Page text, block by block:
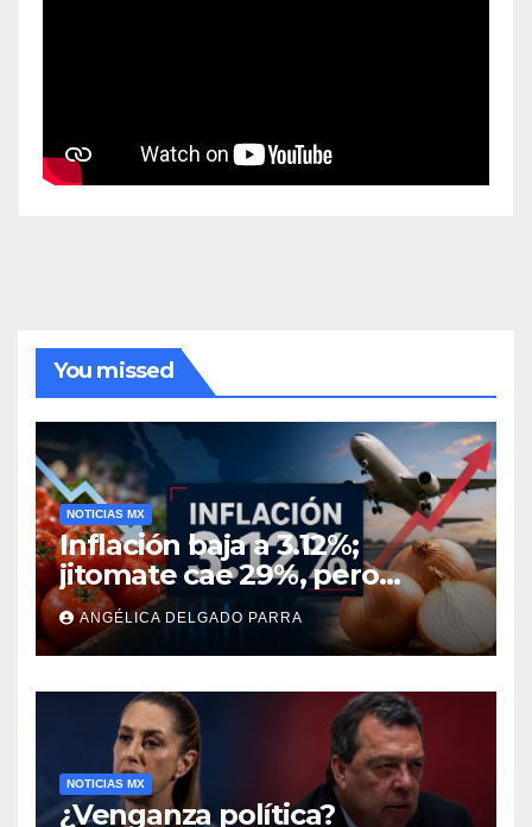
You missed
NOTICIAS MX
Inflación baja a 3.12%;
jitomate cae 29%, pero
cebolla y vuelos se
encarecen
ANGÉLICA DELGADO PARRA
NOTICIAS MX
¿Venganza política?